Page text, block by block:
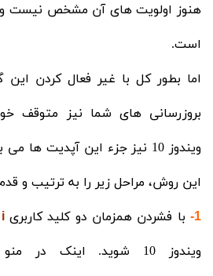
هنوز اولویت های آن مشخص نیست و
است.
اما بطور کل با غیر فعال کردن این
بروزرسانی های شما نیز متوقف
ویندوز 10 نیز جزء این آپدیت
این روش، مراحل زیر را به ترتیب و
1- با فشردن همزمان دو کلید کاربری
ویندوز 10 شوید. اینک در منو تنظیمات گزینه